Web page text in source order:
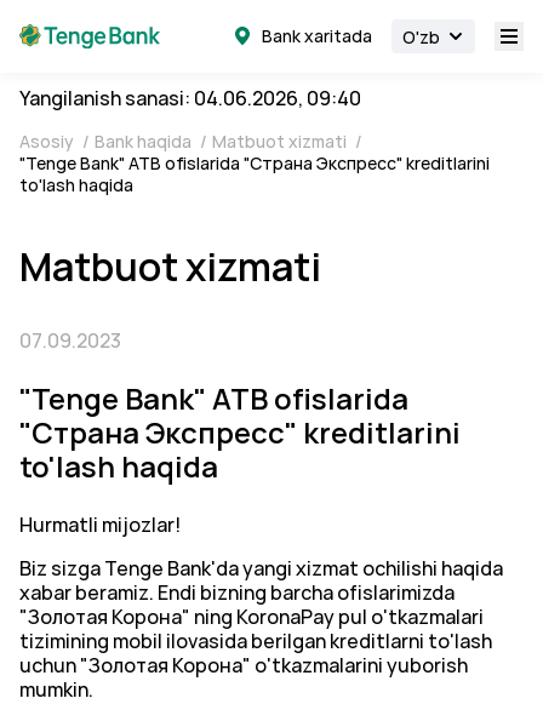
Bank xaritada O'zb
Yangilanish sanasi: 04.06.2026, 09:40
Asosiy / Bank haqida / Matbuot xizmati /
"Tenge Bank" ATB ofislarida "Страна Экспресс" kreditlarini
to'lash haqida
Matbuot xizmati
07.09.2023
"Tenge Bank" ATB ofislarida
"Страна Экспресс" kreditlarini
to'lash haqida
Hurmatli mijozlar!
Biz sizga Tenge Bank'da yangi xizmat ochilishi haqida
xabar beramiz. Endi bizning barcha ofislarimizda
"Золотая Корона" ning KoronaPay pul o'tkazmalari
tizimining mobil ilovasida berilgan kreditlarni to'lash
uchun "Золотая Корона" o'tkazmalarini yuborish
mumkin.